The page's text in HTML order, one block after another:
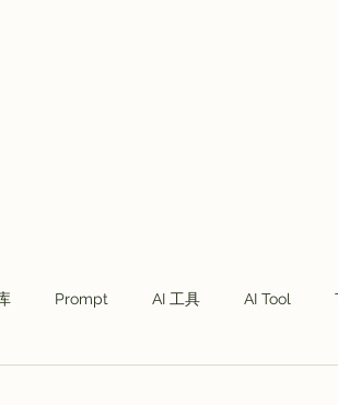
Prompt AI 工具 AI Tool